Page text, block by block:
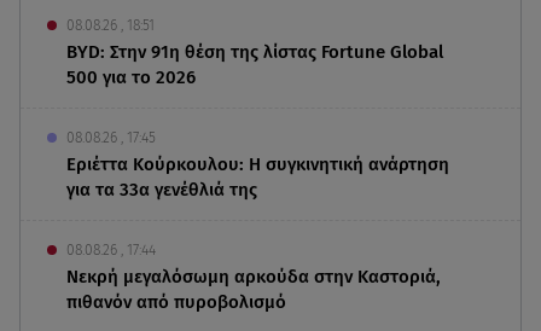
08.08.26 , 18:51
BYD: Στην 91η θέση της λίστας Fortune Global
500 για το 2026
08.08.26 , 17:45
Εριέττα Κούρκουλου: Η συγκινητική ανάρτηση
για τα 33α γενέθλιά της
08.08.26 , 17:44
Νεκρή μεγαλόσωμη αρκούδα στην Καστοριά,
πιθανόν από πυροβολισμό